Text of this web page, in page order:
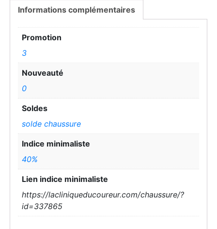
Informations complémentaires
Promotion
3
Nouveauté
0
Soldes
solde chaussure
Indice minimaliste
40%
Lien indice minimaliste
https://lacliniqueducoureur.com/chaussure/?
id=337865